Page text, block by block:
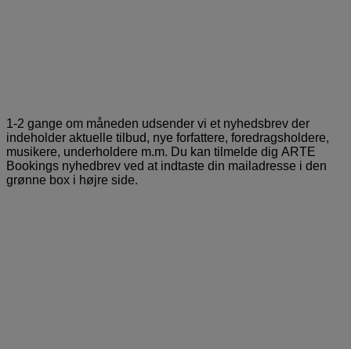
1-2 gange om måneden udsender vi et nyhedsbrev der
indeholder aktuelle tilbud, nye forfattere, foredragsholdere,
musikere, underholdere m.m. Du kan tilmelde dig ARTE
Bookings nyhedbrev ved at indtaste din mailadresse i den
grønne box i højre side.